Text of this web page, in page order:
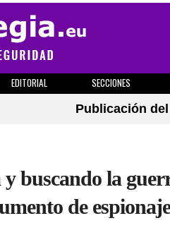
EDITORIAL SECCIONES
Publicación
buscando la
de